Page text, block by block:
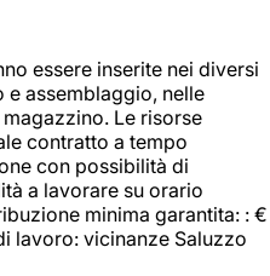
essere inserite nei diversi
assemblaggio, nelle
Le risorse
contratto a tempo
con possibilità di
a lavorare su orario
minima garantita: : €
lavoro: vicinanze Saluzzo